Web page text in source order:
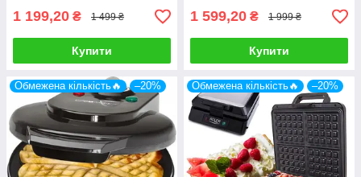
1 199,20 ₴ 1 499 ₴
Купити
1 599,20 ₴ 1 999 ₴
Купити
Обмежена кількість🔥 –20% Обмежена кількість🔥 –20%